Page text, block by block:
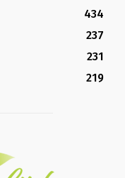
434
237
231
219